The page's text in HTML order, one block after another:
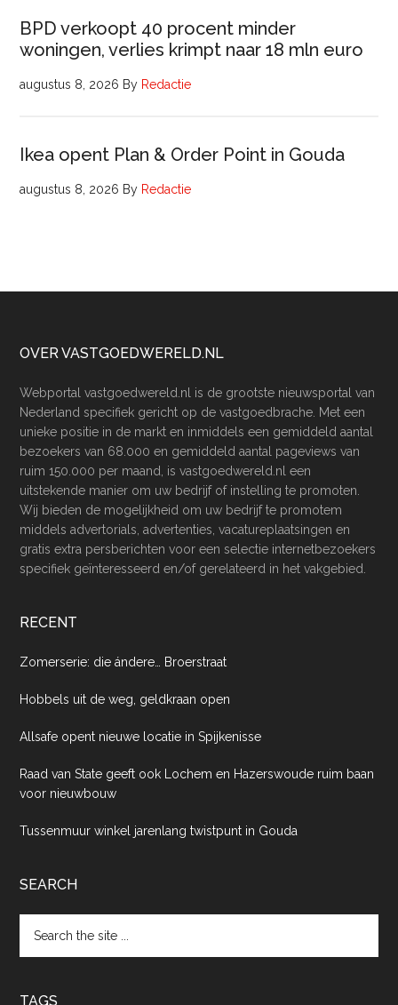
BPD verkoopt 40 procent minder
woningen, verlies krimpt naar 18 mln euro
augustus 8, 2026 By Redactie
Ikea opent Plan & Order Point in Gouda
augustus 8, 2026 By Redactie
Footer
OVER VASTGOEDWERELD.NL
Webportal vastgoedwereld.nl is de grootste nieuwsportal van
Nederland specifiek gericht op de vastgoedbrache. Met een
unieke positie in de markt en inmiddels een gemiddeld aantal
bezoekers van 68.000 en gemiddeld aantal pageviews van
ruim 150.000 per maand, is vastgoedwereld.nl een
uitstekende manier om uw bedrijf of instelling te promoten.
Wij bieden de mogelijkheid om uw bedrijf te promotem
middels advertorials, advertenties, vacatureplaatsingen en
gratis extra persberichten voor een selectie internetbezoekers
specifiek geïnteresseerd en/of gerelateerd in het vakgebied.
RECENT
Zomerserie: die ándere… Broerstraat
Hobbels uit de weg, geldkraan open
Allsafe opent nieuwe locatie in Spijkenisse
Raad van State geeft ook Lochem en Hazerswoude ruim baan
voor nieuwbouw
Tussenmuur winkel jarenlang twistpunt in Gouda
SEARCH
the
TAGS